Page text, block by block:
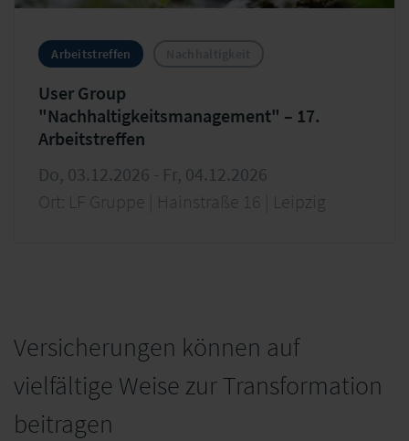
Arbeitstreffen
User Group
"Nachhaltigkeitsmanagement" – 17.
Arbeitstreffen
Do, 03.12.2026 - Fr, 04.12.2026
Ort: LF Gruppe | Hainstraße 16 | Leipzig
Versicherungen können auf
vielfältige Weise zur Transformation
beitragen